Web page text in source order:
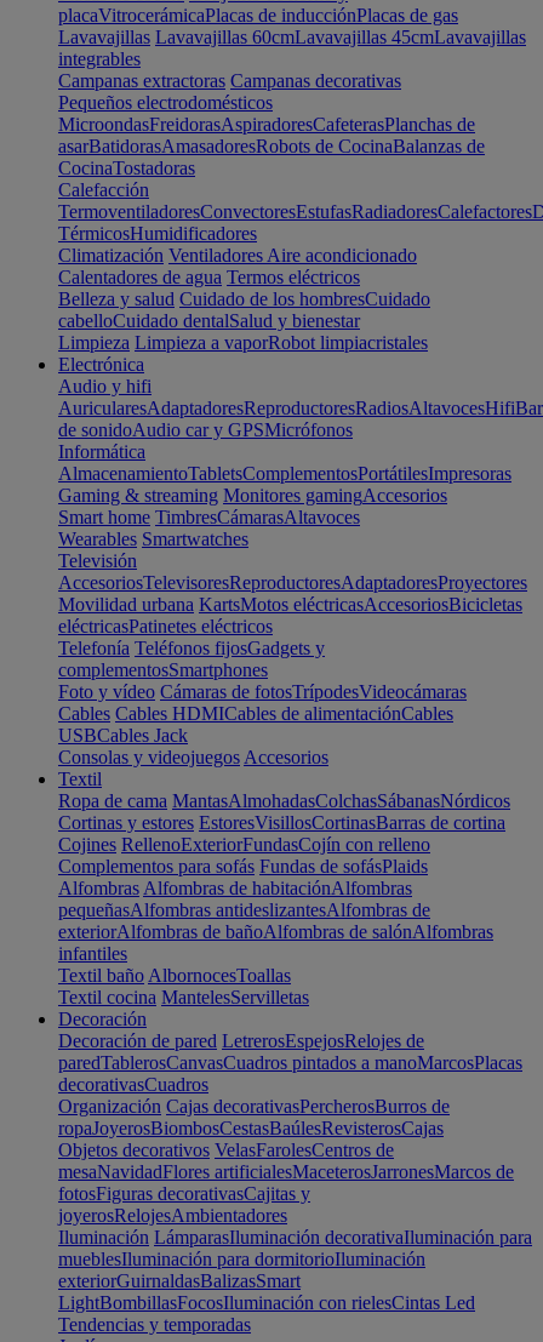
placaVitrocerámicaPlacas de inducciónPlacas de gas
Lavavajillas Lavavajillas 60cmLavavajillas 45cmLavavajillas
integrables
Campanas extractoras Campanas decorativas
Pequeños electrodomésticos
MicroondasFreidorasAspiradoresCafeterasPlanchas de
asarBatidorasAmasadoresRobots de CocinaBalanzas de
CocinaTostadoras
Calefacción
TermoventiladoresConvectoresEstufasRadiadoresCalefactores
TérmicosHumidificadores
Climatización Ventiladores Aire acondicionado
Calentadores de agua Termos eléctricos
Belleza y salud Cuidado de los hombresCuidado
cabelloCuidado dentalSalud y bienestar
Limpieza Limpieza a vaporRobot limpiacristales
Electrónica
Audio y hifi
AuricularesAdaptadoresReproductoresRadiosAltavocesHifi
de sonidoAudio car y GPSMicrófonos
Informática
AlmacenamientoTabletsComplementosPortátilesImpresoras
Gaming & streaming Monitores gamingAccesorios
Smart home TimbresCámarasAltavoces
Wearables Smartwatches
Televisión
AccesoriosTelevisoresReproductoresAdaptadoresProyectores
Movilidad urbana KartsMotos eléctricasAccesoriosBicicletas
eléctricasPatinetes eléctricos
Telefonía Teléfonos fijosGadgets y
complementosSmartphones
Foto y vídeo Cámaras de fotosTrípodesVideocámaras
Cables Cables HDMICables de alimentaciónCables
USBCables Jack
Consolas y videojuegos Accesorios
Textil
Ropa de cama MantasAlmohadasColchasSábanasNórdicos
Cortinas y estores EstoresVisillosCortinasBarras de cortina
Cojines RellenoExteriorFundasCojín con relleno
Complementos para sofás Fundas de sofásPlaids
Alfombras Alfombras de habitaciónAlfombras
pequeñasAlfombras antideslizantesAlfombras de
exteriorAlfombras de bañoAlfombras de salónAlfombras
infantiles
Textil baño AlbornocesToallas
Textil cocina MantelesServilletas
Decoración
Decoración de pared LetrerosEspejosRelojes de
paredTablerosCanvasCuadros pintados a manoMarcosPlacas
decorativasCuadros
Organización Cajas decorativasPercherosBurros de
ropaJoyerosBiombosCestasBaúlesRevisterosCajas
Objetos decorativos VelasFarolesCentros de
mesaNavidadFlores artificialesMaceterosJarronesMarcos de
fotosFiguras decorativasCajitas y
joyerosRelojesAmbientadores
Iluminación LámparasIluminación decorativaIluminación para
mueblesIluminación para dormitorioIluminación
exteriorGuirnaldasBalizasSmart
LightBombillasFocosIluminación con rielesCintas Led
Tendencias y temporadas